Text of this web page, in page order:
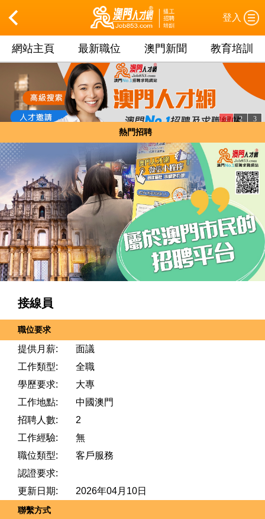
登入
網站主頁 最新職位 澳門新聞 教育培訓
3
2
1
熱門招聘
接線員
職位要求
提供月薪:
面議
工作類型:
全職
學歷要求:
大專
工作地點:
中國澳門
招聘人數:
2
工作經驗:
無
職位類型:
客戶服務
認證要求:
更新日期:
2026年04月10日
聯繫方式